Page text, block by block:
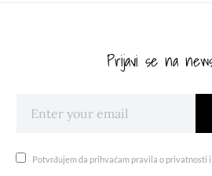
Prijavi se na
Potvrđujem da prihvaćam pravila o privatnosti